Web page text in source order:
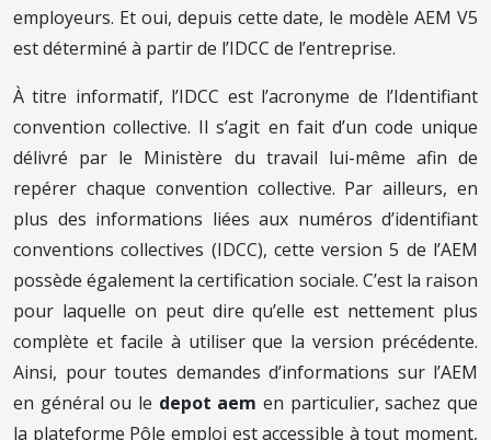
employeurs. Et oui, depuis cette date, le modèle AEM V5
est déterminé à partir de l’IDCC de l’entreprise.
À titre informatif, l’IDCC est l’acronyme de l’Identifiant
convention collective. Il s’agit en fait d’un code unique
délivré par le Ministère du travail lui-même afin de
repérer chaque convention collective. Par ailleurs, en
plus des informations liées aux numéros d’identifiant
conventions collectives (IDCC), cette version 5 de l’AEM
possède également la certification sociale. C’est la raison
pour laquelle on peut dire qu’elle est nettement plus
complète et facile à utiliser que la version précédente.
Ainsi, pour toutes demandes d’informations sur l’AEM
en général ou le depot aem en particulier, sachez que
la plateforme Pôle emploi est accessible à tout moment,